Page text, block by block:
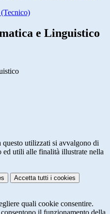
e Linguistico
utilizzati si avvalgono di
ed utili alle finalità illustrate nella
Accetta tutti i cookies
quali cookie consentire.
il funzionamento della